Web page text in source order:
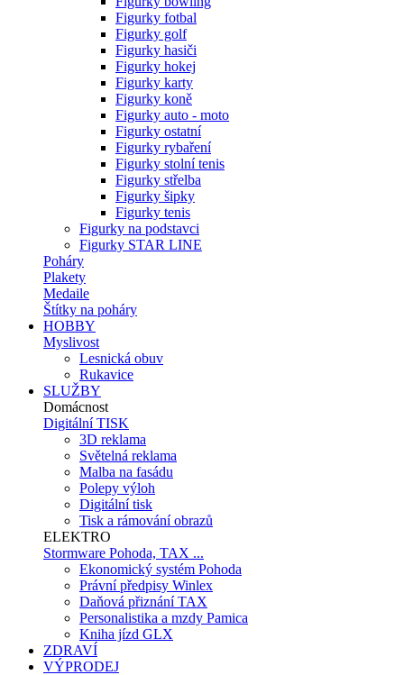
Figurky fotbal
Figurky golf
Figurky hasiči
Figurky hokej
Figurky karty
Figurky koně
Figurky auto - moto
Figurky ostatní
Figurky rybaření
Figurky stolní tenis
Figurky střelba
Figurky šipky
Figurky tenis
Figurky na podstavci
Figurky STAR LINE
Poháry
Plakety
Medaile
Štítky na poháry
HOBBY
Myslivost
Lesnická obuv
Rukavice
SLUŽBY
Domácnost
Digitální TISK
3D reklama
Světelná reklama
Malba na fasádu
Polepy výloh
Digitální tisk
Tisk a rámování obrazů
ELEKTRO
Stormware Pohoda, TAX ...
Ekonomický systém Pohoda
Právní předpisy Winlex
Daňová přiznání TAX
Personalistika a mzdy Pamica
Kniha jízd GLX
ZDRAVÍ
VÝPRODEJ